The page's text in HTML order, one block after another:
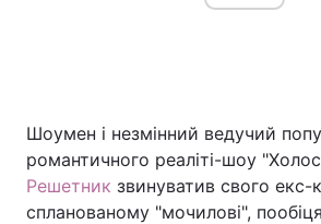
Головна Війна
Політика
Шоумен і незмінний ведучий
романтичного реаліті-шоу
Решетник звинуватив свого екс-
спланованому "мочилові",